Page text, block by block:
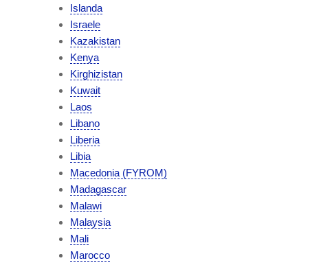
Islanda
Israele
Kazakistan
Kenya
Kirghizistan
Kuwait
Laos
Libano
Liberia
Libia
Macedonia (FYROM)
Madagascar
Malawi
Malaysia
Mali
Marocco